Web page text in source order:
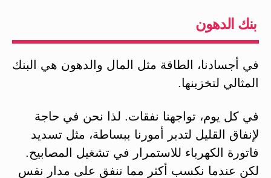
بنك الدهون
في أجسادنا، الطاقة مثل المال والدهون هي البنك
المثالي لتخزينها.
في كل يوم، تواجهنا نفقات. لذا نحن في حاجة
لإنفاق القليل لتدبر أمورنا ببساطة، مثل تسديد
فاتورة الكهرباء للاستمرار في تشغيل المصابيح.
لكن عندما نكسب أكثر مما ننفق على مدار نفس